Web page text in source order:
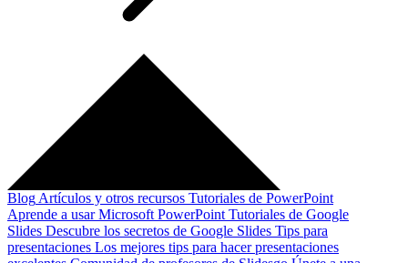
Blog Artículos y otros recursos Tutoriales de PowerPoint
Aprende a usar Microsoft PowerPoint Tutoriales de Google
Slides Descubre los secretos de Google Slides Tips para
presentaciones Los mejores tips para hacer presentaciones